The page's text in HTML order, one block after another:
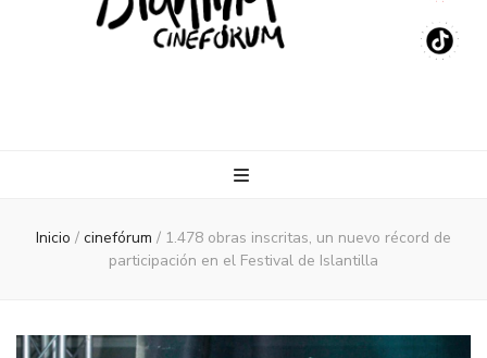
Inicio / cinefórum / 1.478 obras inscritas, un nuevo récord de
participación en el Festival de Islantilla